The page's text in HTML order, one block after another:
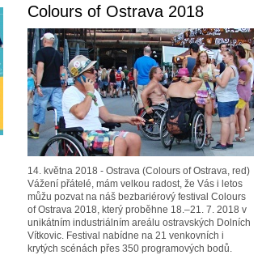
Colours of Ostrava 2018
14. května 2018 - Ostrava (Colours of Ostrava, red)
Vážení přátelé, mám velkou radost, že Vás i letos
můžu pozvat na náš bezbariérový festival Colours
of Ostrava 2018, který proběhne 18.–21. 7. 2018 v
unikátním industriálním areálu ostravských Dolních
Vítkovic. Festival nabídne na 21 venkovních i
krytých scénách přes 350 programových bodů.